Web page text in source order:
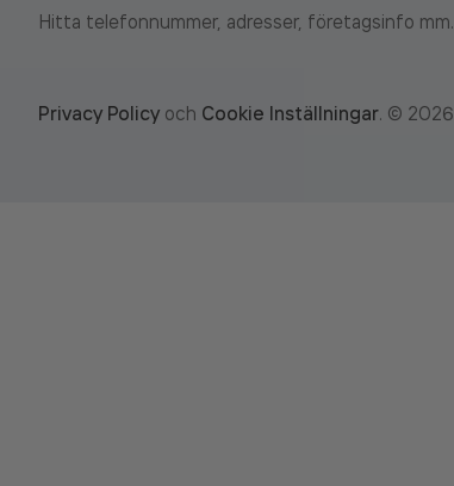
Hitta telefonnummer, adresser, företagsinfo mm.
Privacy Policy och Cookie Inställningar. © 2026